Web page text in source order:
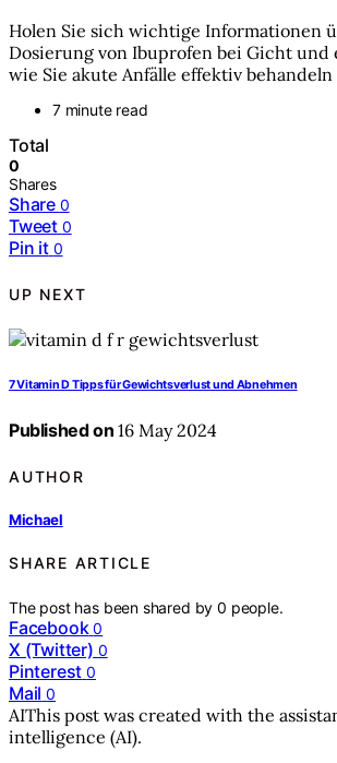
Holen Sie sich wichtige Informationen
Dosierung von Ibuprofen bei Gicht und
wie Sie akute Anfälle effektiv
7 minute read
Total
0
Shares
Share 0
Tweet 0
Pin it 0
UP NEXT
7 Vitamin D Tipps für Gewichtsverlust und Abnehmen
Published on 16 May 2024
AUTHOR
Michael
SHARE ARTICLE
The post has been shared by0 people.
Facebook 0
X (Twitter) 0
Pinterest 0
Mail 0
AIThis post was created with the
intelligence (AI).